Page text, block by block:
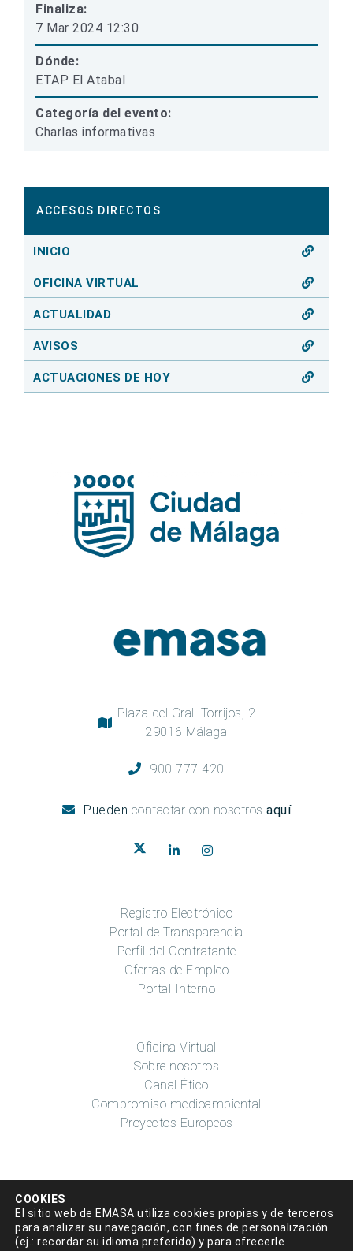
Finaliza:
7 Mar 2024 12:30
Dónde:
ETAP El Atabal
Categoría del evento:
Charlas informativas
ACCESOS DIRECTOS
INICIO
OFICINA VIRTUAL
ACTUALIDAD
AVISOS
ACTUACIONES DE HOY
Plaza del Gral. Torrijos, 2
29016 Málaga
900 777 420
Pueden contactar con nosotros aquí
Registro Electrónico
Portal de Transparencia
Perfil del Contratante
Ofertas de Empleo
Portal Interno
Oficina Virtual
Sobre nosotros
Canal Ético
Compromiso medioambiental
Proyectos Europeos
COOKIES
El sitio web de EMASA utiliza cookies propias y de terceros
para analizar su navegación, con fines de personalización
(ej.: recordar su idioma preferido) y para ofrecerle